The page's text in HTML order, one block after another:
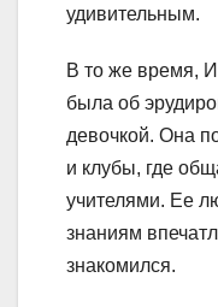
удивительным.
В то же время,
была об
девочкой. Она
и клубы, где
учителями. Ее
знаниям
знакомился.